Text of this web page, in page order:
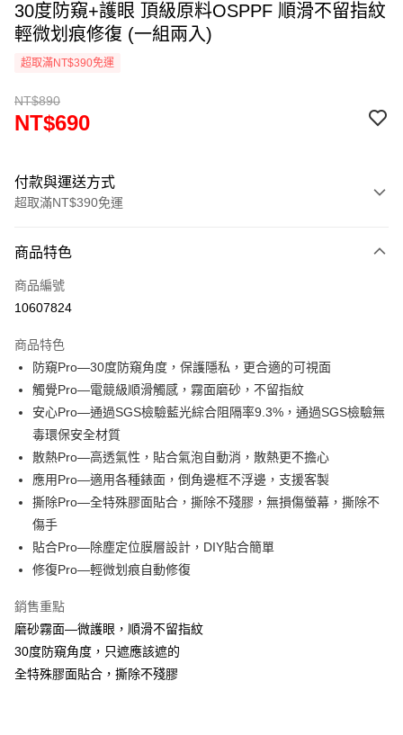
30度防窺+護眼 頂級原料OSPPF 順滑不留指紋
輕微划痕修復 (一組兩入)
超取滿NT$390免運
NT$890
NT$690
付款與運送方式
超取滿NT$390免運
信用卡一次付款
超商取貨付款
Apple Pay
街口支付
悠遊付
全盈+PAY
運送方式
每筆NT$60，滿NT$390(含以上)免運費
宅配
每筆NT$55，滿NT$390(含以上)免運費
商品特色
商品編號
10607824
商品特色
防窺Pro—30度防窺角度，保護隱私，更合適的可視面
觸覺Pro—電競級順滑觸感，霧面磨砂，不留指紋
安心Pro—通過SGS檢驗藍光綜合阻隔率9.3%，通過SGS檢驗無
毒環保安全材質
散熱Pro—高透氣性，貼合氣泡自動消，散熱更不擔心
應用Pro—適用各種錶面，倒角邊框不浮邊，支援客製
撕除Pro—全特殊膠面貼合，撕除不殘膠，無損傷螢幕，撕除不
傷手
貼合Pro—除塵定位膜層設計，DIY貼合簡單
修復Pro—輕微划痕自動修復
銷售重點
磨砂霧面—微護眼，順滑不留指紋
30度防窺角度，只遮應該遮的
全特殊膠面貼合，撕除不殘膠